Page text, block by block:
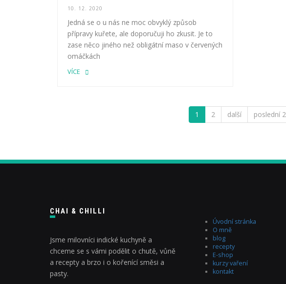
10. 12. 2020
Jedná se o u nás ne moc obvyklý způsob
přípravy kuřete, ale doporučuji ho zkusit. Je to
zase něco jiného než obligátní maso v červených
omáčkách
VÍCE
1 2 další poslední 2
CHAI & CHILLI
Jsme milovníci indické kuchyně a
chceme se s vámi podělit o chutě, vůně
a recepty a brzo i o kořenící směsi a
pasty.
Úvodní stránka
O mně
blog
recepty
E-shop
kurzy vaření
kontakt